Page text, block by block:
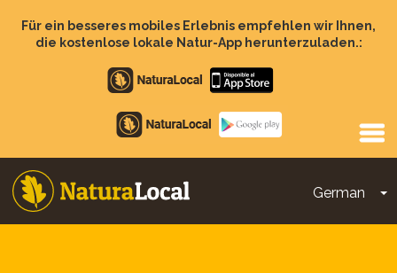
zumFür ein besseres mobiles Erlebnis empfehlen wir Ihnen,
die kostenlose lokale Natur-App herunterzuladen.:
Apple
store
Google
Play
German
Main